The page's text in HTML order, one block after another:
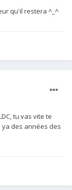
qu'il restera ^_^
tu vas vite te
des années des